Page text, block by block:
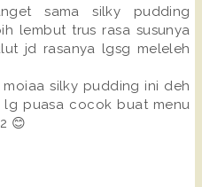
sama silky pudding
lembut trus rasa susunya
jd rasanya lgsg meleleh
silky pudding ini deh
lg puasa cocok buat menu
😊